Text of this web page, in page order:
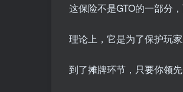
这保险不是GTO的一部分，
理论上，它是为了保护玩
到了摊牌环节，只要你领